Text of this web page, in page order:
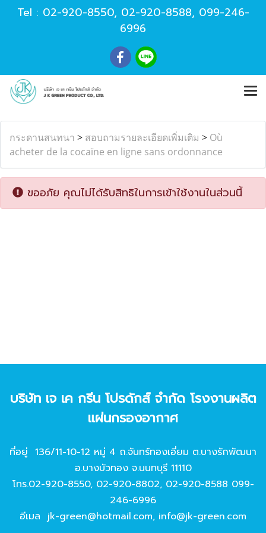
Tel : 02-920-8550, 02-920-8588, 099-246-
6996
กระดานสนทนา > สอบถามรายละเอียดเพิ่มเติม > Où
acheter de la cocaïne en ligne sans ordonnance
ขออภัย คุณไม่ได้รับสิทธิในการเข้าใช้งานในส่วนนี้
บริษัท เจ เค กรีน โปรดักส์ จํากัด โรงงานผลิต
แผ่นกรองอากาศ
ที่อยู่ 136/11-10-12 หมู่ 4 ถ.จันทร์ทองเอี่ยม ต.บางรักพัฒนา
อ.บางบัวทอง จ.นนทบุรี 11110
โทร.02-920-8550, 02-920-8802, 02-920-8588 099-
246-6996
อีเมล jk-green@hotmail.com, info@jk-green.com